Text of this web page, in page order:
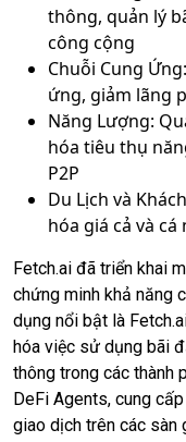
thông, quản lý
công cộng
Chuỗi Cung
ứng, giảm lãng
Năng Lượng:
hóa tiêu thụ
P2P
Du Lịch và
hóa giá cả và
Fetch.ai đã triển khai
chứng minh khả năng
dụng nổi bật là
hóa việc sử dụng bãi
thông trong các thành
DeFi Agents, cung
giao dịch trên các sàn